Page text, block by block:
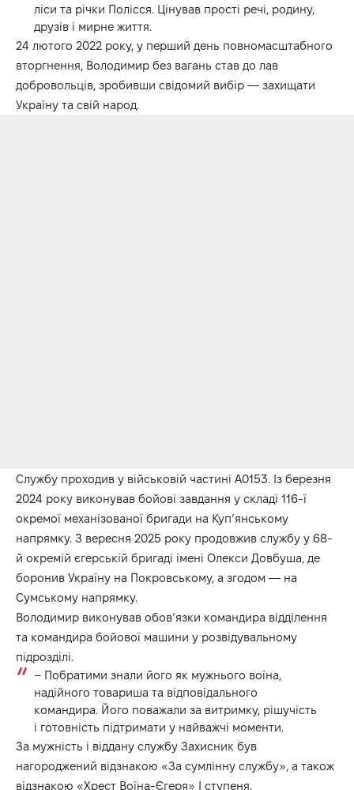
ліси та річки Полісся. Цінував прості речі, родину,
друзів і мирне життя.
24 лютого 2022 року, у перший день повномасштабного
вторгнення, Володимир без вагань став до лав
добровольців, зробивши свідомий вибір — захищати
Україну та свій народ.
Службу проходив у військовій частині А0153. Із березня
2024 року виконував бойові завдання у складі 116-ї
окремої механізованої бригади на Куп’янському
напрямку. З вересня 2025 року продовжив службу у 68-
й окремій єгерській бригаді імені Олекси Довбуша, де
боронив Україну на Покровському, а згодом — на
Сумському напрямку.
Володимир виконував обов’язки командира відділення
та командира бойової машини у розвідувальному
підрозділі.
– Побратими знали його як мужнього воїна,
надійного товариша та відповідального
командира. Його поважали за витримку, рішучість
і готовність підтримати у найважчі моменти.
За мужність і віддану службу Захисник був
нагороджений відзнакою «За сумлінну службу», а також
відзнакою «Хрест Воїна-Єгеря» І ступеня.